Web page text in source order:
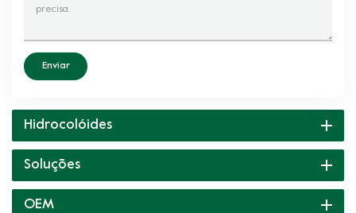
Enviar
Hidrocolóides
Soluções
OEM